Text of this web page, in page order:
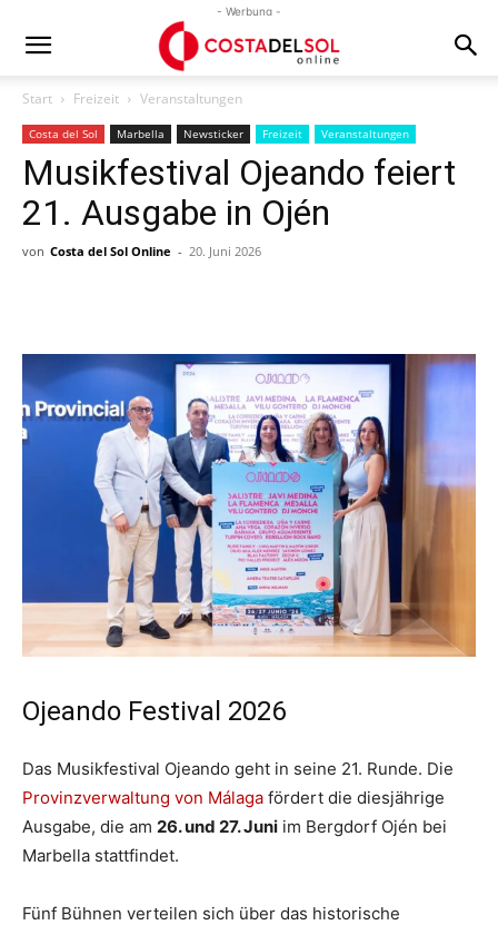
- Werbung -
Start Freizeit Veranstaltungen
Costa del Sol Marbella Newsticker Freizeit Veranstaltungen
Musikfestival Ojeando feiert
21. Ausgabe in Ojén
von Costa del Sol Online - 20. Juni 2026
Ojeando Festival 2026
Das Musikfestival Ojeando geht in seine 21. Runde. Die
Provinzverwaltung von Málaga fördert die diesjährige
Ausgabe, die am 26. und 27. Juni im Bergdorf Ojén bei
Marbella stattfindet.
Fünf Bühnen verteilen sich über das historische